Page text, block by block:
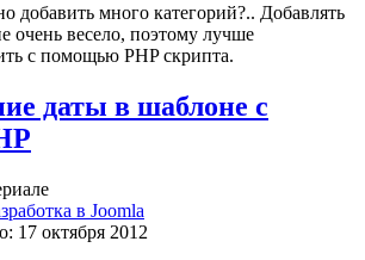
добавить много категорий?.. Добавлять
очень весело, поэтому лучше
с помощью PHP скрипта.
даты в шаблоне с
в Joomla
17 октября 2012